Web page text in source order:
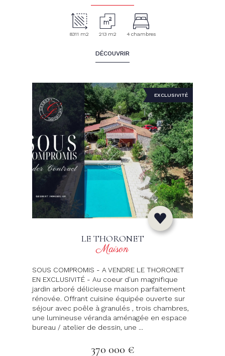
8311 m2 213 m2 4 chambres
DÉCOUVRIR
EXCLUSIVITÉ
LE THORONET
Maison
SOUS COMPROMIS - A VENDRE LE THORONET
EN EXCLUSIVITÉ - Au coeur d'un magnifique
jardin arboré délicieuse maison parfaitement
rénovée. Offrant cuisine équipée ouverte sur
séjour avec poêle à granulés , trois chambres,
une lumineuse véranda aménagée en espace
bureau / atelier de dessin, une ...
370 000 €